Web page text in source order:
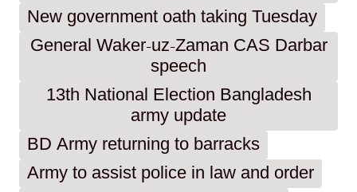
New government oath taking Tuesday
General Waker-uz-Zaman CAS Darbar
speech
13th National Election Bangladesh
army update
BD Army returning to barracks
Army to assist police in law and order